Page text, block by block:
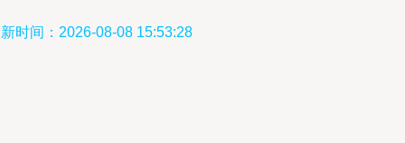
时间：2026-08-08 15:53:28